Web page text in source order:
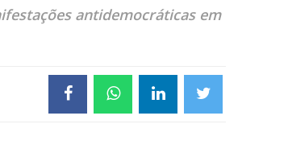
antidemocráticas em